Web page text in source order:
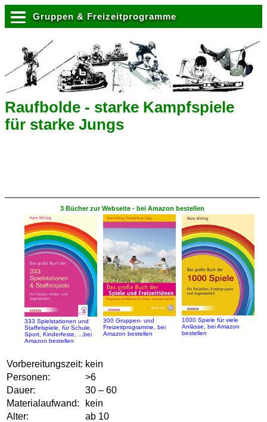
Gruppen & Freizeitprogramme
Raufbolde - starke Kampfspiele
für starke Jungs
3 Bücher zur Webseite - bei Amazon bestellen
1000 Spiele für viele
Anlässe, bei Amazon
bestellen
300 Gruppen- und
Freizeitprogramme, bei
Amazon bestellen
333 Spielstationen und
Staffelspiele, für Schule,
Sport, Kinderfeste, ...bei
Amazon bestellen
Vorbereitungszeit: kein
Personen:
>6
Dauer:
30 – 60
Materialaufwand:
kein
Alter:
ab 10